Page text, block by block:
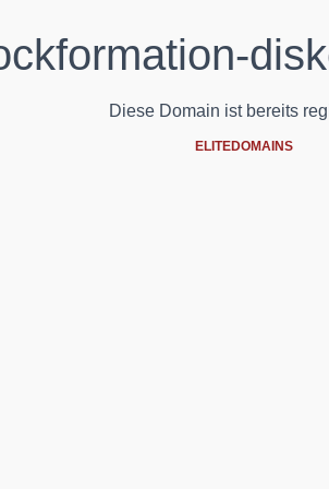
Diese Domain ist bereits
ELITEDOMAINS